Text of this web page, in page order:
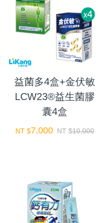
益菌多4盒+金伏敏
LCW23®益生菌膠
囊4盒
NT $7,000 NT $10,000